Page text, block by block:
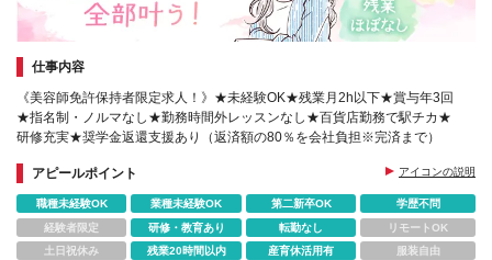
仕事内容
《美容師免許保持者限定求人！》★未経験OK★残業月2h以下★賞与年3回
★指名制・ノルマなし★勤務時間外レッスンなし★百貨店勤務で駅チカ★
研修充実★奨学金返還支援あり（返済額の80％を会社負担※完済まで）
アピールポイント アイコンの説明
職種未経験OK 業種未経験OK 第二新卒OK
学歴不問
経験者限定
研修・教育あり 転勤なし
リモートOK
土日祝休み
残業20時間以内 産育休活用有
服装自由